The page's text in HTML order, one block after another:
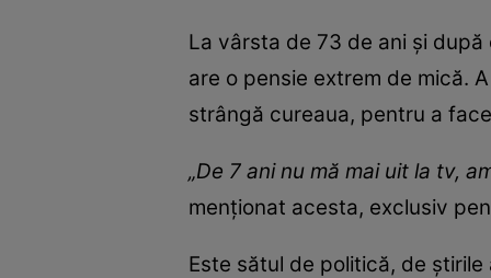
La vârsta de 73 de ani și
are o pensie extrem de mică.
strângă cureaua, pentru a
„De 7 ani nu mă mai uit la tv,
menționat acesta, exclusiv
Este sătul de politică, de știrile